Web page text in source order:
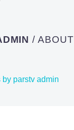
/ ABOUT
by parstv admin